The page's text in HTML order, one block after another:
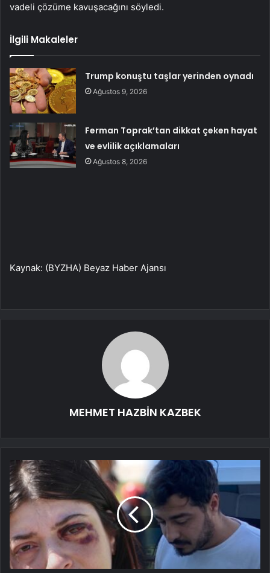
vadeli çözüme kavuşacağını söyledi.
İlgili Makaleler
Trump konuştu taşlar yerinden oynadı
Ağustos 9, 2026
Ferman Toprak’tan dikkat çeken hayat
ve evlilik açıklamaları
Ağustos 8, 2026
Kaynak: (BYZHA) Beyaz Haber Ajansı
MEHMET HAZBİN KAZBEK